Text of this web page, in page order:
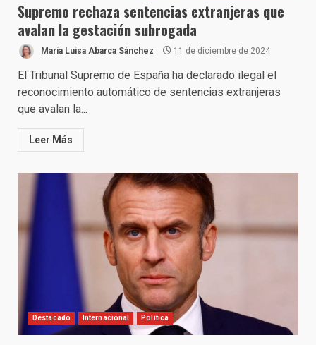
Supremo rechaza sentencias extranjeras que
avalan la gestación subrogada
María Luisa Abarca Sánchez 11 de diciembre de 2024
El Tribunal Supremo de España ha declarado ilegal el
reconocimiento automático de sentencias extranjeras
que avalan la...
Leer Más
Destacado Internacional Política